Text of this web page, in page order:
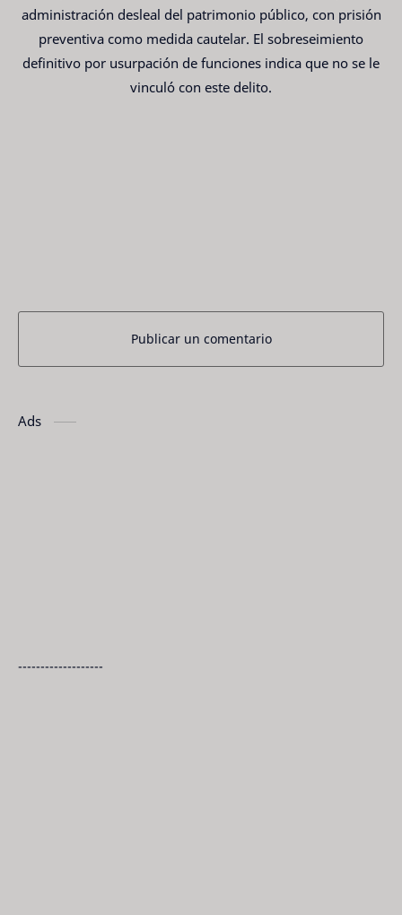
administración desleal del patrimonio público, con prisión
preventiva como medida cautelar. El sobreseimiento
definitivo por usurpación de funciones indica que no se le
vinculó con este delito.
Publicar un comentario
Ads
-------------------